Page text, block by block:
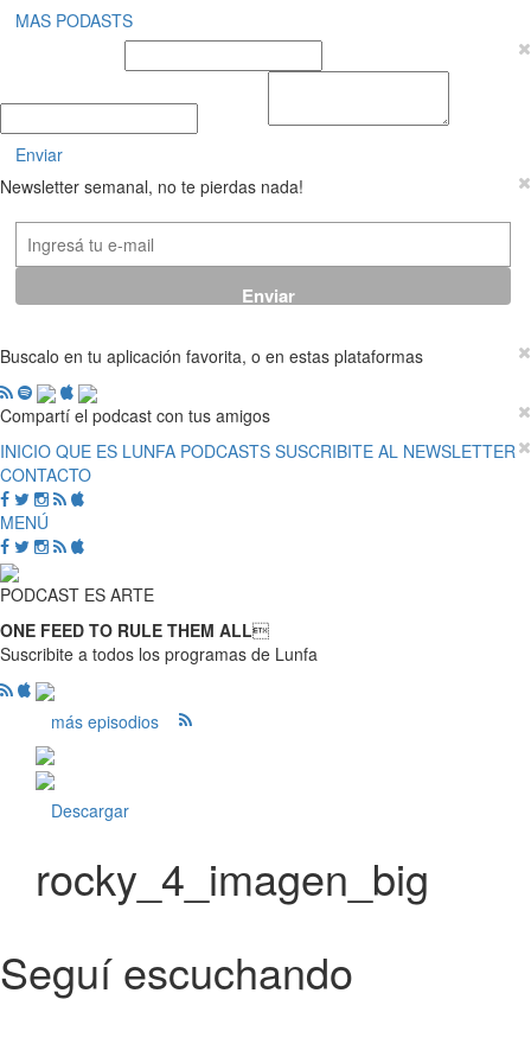
MAS PODASTS
Enviar
Newsletter semanal, no te pierdas nada!
Buscalo en tu aplicación favorita, o en estas plataformas
Compartí el podcast con tus amigos
INICIO QUE ES LUNFA PODCASTS SUSCRIBITE AL NEWSLETTER
CONTACTO
MENÚ
PODCAST ES ARTE
ONE FEED TO RULE THEM ALL
Suscribite a todos los programas de Lunfa
más episodios
Descargar
rocky_4_imagen_big
Seguí escuchando